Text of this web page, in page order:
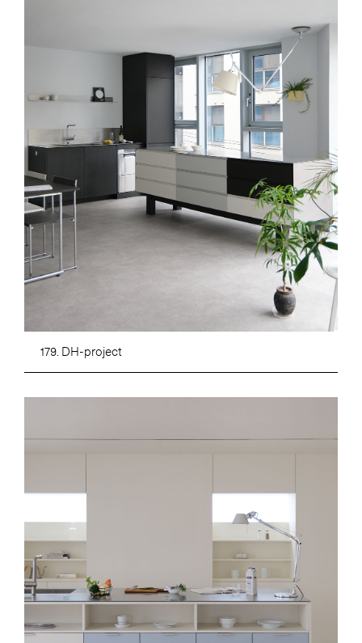
179. DH-project